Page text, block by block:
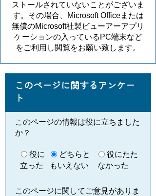
ストールされていないことがございま
す。その場合、Microsoft Officeまたは
無償のMicrosoft社製ビューアーアプリ
ケーションの入っているPC端末など
をご利用し閲覧をお願い致します。
このページに関するアンケー
ト
このページの情報は役に立ちました
か？
役に
立った
どちらと
もいえない
役にたた
なかった
このページに関してご意見がありま